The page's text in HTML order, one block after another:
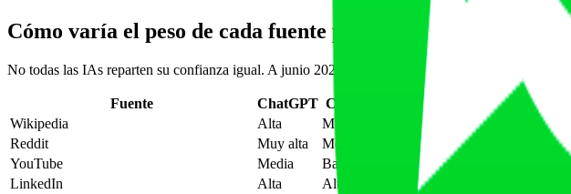
Cómo varía el peso de cada fuente por motor IA
No todas las IAs reparten su confianza igual. A junio 2026, la concentración por motor es la
Fuente ChatGPT Claude Perplexity
Google AI
Wikipedia
Alta Muy alta Muy alta
Reddit
Muy alta Media Media
YouTube
Media Baja Muy alta
LinkedIn
Alta Alta